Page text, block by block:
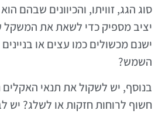
סוג הגג, זוויתו, והכיוונים שבהם
יציב מספיק כדי לשאת את
ישנם מכשולים כמו עצים או
השמש?
בנוסף, יש לשקול את תנאי
חשוף לרוחות חזקות או לשלג? יש